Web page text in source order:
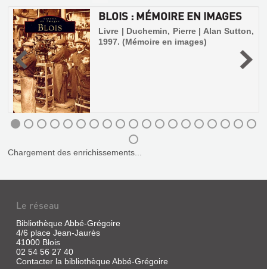
HISTORIQUE
=
HISTORIC
GUIDE
Livre
|
Guignard,
Bruno
Direction
des
Culturelles,
VISAGES
DE
BLOIS
Livre
|
Bugier,
Jacques
de
NUANCES
DE
BLOIS
BLOIS : MÉMOIRE EN IMAGES
Livre | Duchemin, Pierre | Alan Sutton,
1997. (Mémoire en images)
:
IMAGES
|
Duchemin,
Pierre
|
Chargement des enrichissements...
Le réseau
Bibliothèque Abbé-Grégoire
4/6 place Jean-Jaurès
41000 Blois
02 54 56 27 40
Contacter la bibliothèque Abbé-Grégoire